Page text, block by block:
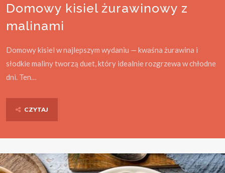
Domowy kisiel żurawinowy z
malinami
Domowy kisiel w najlepszym wydaniu — kwaśna żurawina i
słodkie maliny tworzą duet, który idealnie rozgrzewa w chłodne
dni. Ten…
CZYTAJ